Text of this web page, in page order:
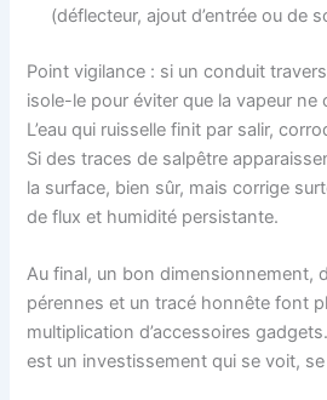
(déflecteur, ajout d’entrée ou de
Point vigilance : si un conduit
isole-le pour éviter que la vapeur
L’eau qui ruisselle finit par salir,
Si des traces de salpêtre
la surface, bien sûr, mais corrige
de flux et humidité persistante.
Au final, un bon dimensionnement,
pérennes et un tracé honnête font
multiplication d’accessoires
est un investissement qui se voit,